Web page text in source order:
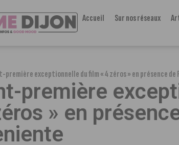
Accueil Sur nos réseaux
première exceptionnelle du film « 4 zéros » en présence
première
» en